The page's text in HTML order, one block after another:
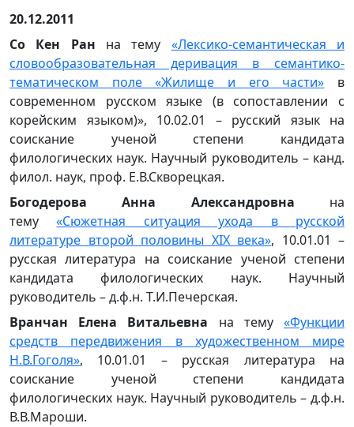
20.12.2011
Со Кен Ран на тему «Лексико-семантическая и
словообразовательная деривация в семантико-
тематическом поле «Жилище и его части» в
современном русском языке (в сопоставлении с
корейским языком)», 10.02.01 – русский язык на
соискание ученой степени кандидата
филологических наук. Научный руководитель – канд.
филол. наук, проф. Е.В.Скворецкая.
Богодерова Анна Александровна на
тему«Сюжетная ситуация ухода в русской
литературе второй половины XIX века», 10.01.01 –
русская литература на соискание ученой степени
кандидата филологических наук. Научный
руководитель – д.ф.н. Т.И.Печерская.
Вранчан Елена Витальевна на тему«Функции
средств передвижения в художественном мире
Н.В.Гоголя», 10.01.01 – русская литература на
соискание ученой степени кандидата
филологических наук. Научный руководитель – д.ф.н.
В.В.Мароши.